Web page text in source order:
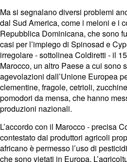
Ma si segnalano diversi problemi
dal Sud America, come i meloni e i
Repubblica Dominicana, che sono
casi per l’impiego di Spinosad e
irregolare - sottolinea Coldiretti - il
Marocco, un altro Paese a cui sono
agevolazioni dall’Unione Europea
clementine, fragole, cetrioli,
pomodori da mensa, che hanno
produzioni nazionali.
L’accordo con il Marocco - precisa
contestato dai produttori agricoli
africano è permesso l’uso di
che sono vietati in Europa.